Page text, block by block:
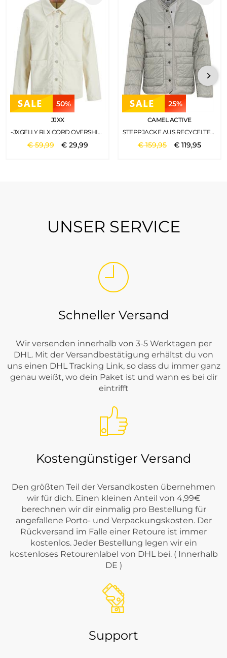
50%
JJXX
-JXGELLY RLX CORD OVERSHIRT SN BONE WHITE
€59,99 € 29,99
25%
CAMEL ACTIVE
STEPPJACKE AUS RECYCELTEM POLYESTER LIGHT SAGE
€159,95 € 119,95
UNSER SERVICE
Schneller Versand
Wir versenden innerhalb von 3-5 Werktagen per
DHL. Mit der Versandbestätigung erhältst du von
uns einen DHL Tracking Link, so dass du immer ganz
genau weißt, wo dein Paket ist und wann es bei dir
eintrifft
Kostengünstiger Versand
Den größten Teil der Versandkosten übernehmen
wir für dich. Einen kleinen Anteil von 4,99€
berechnen wir dir einmalig pro Bestellung für
angefallene Porto- und Verpackungskosten. Der
Rückversand im Falle einer Retoure ist immer
kostenlos. Jeder Bestellung legen wir ein
kostenloses Retourenlabel von DHL bei. ( Innerhalb
DE )
Support